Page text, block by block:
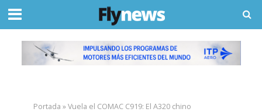
Portada »Vuela el COMAC C919: El A320 chino